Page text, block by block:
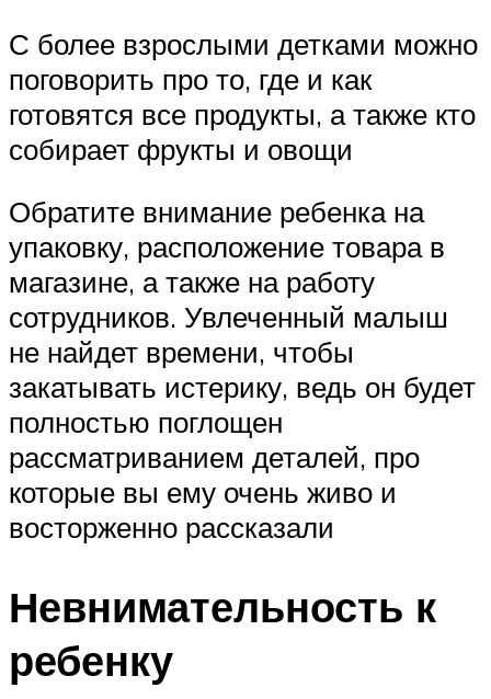
С более взрослыми детками можно
поговорить про то, где и как
готовятся все продукты, а также кто
собирает фрукты и овощи
Обратите внимание ребенка на
упаковку, расположение товара в
магазине, а также на работу
сотрудников. Увлеченный малыш
не найдет времени, чтобы
закатывать истерику, ведь он будет
полностью поглощен
рассматриванием деталей, про
которые вы ему очень живо и
восторженно рассказали
Невнимательность к
ребенку